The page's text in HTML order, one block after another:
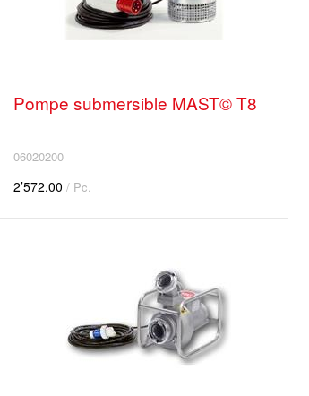
Pompe submersible MAST© T8
06020200
2’572.00 / Pc.